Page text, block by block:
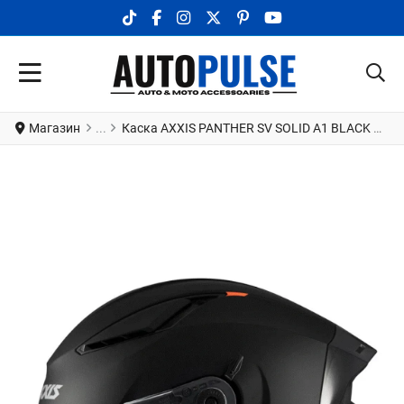
TIKTOK SOCIAL LINK
FACEBOOK SOCIAL LINK
INSTAGRAM SOCIAL LINK
X.COM SOCIAL LINK
PINTEREST SOCIAL LINK
YOUTUBE SOCIAL
Магазин Каска AXXIS PANTHER SV SOLID A1 BLACK МАТТ